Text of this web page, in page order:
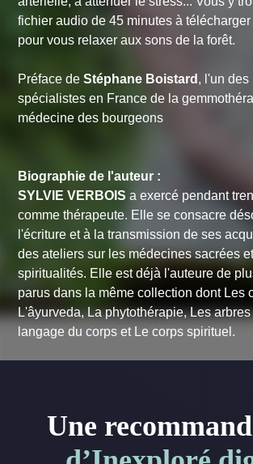
fichier audio de 45 minutes à
pour vous relaxer aux sons de la forêt.
Préface deStéphane Boistard , l'un des
spécialistes en France de la
médecine des bourgeons
Biographie de l'auteur :
SYLVIE VERBOIS a exercé pendant
comme thérapeute. Elle se consacre
l'écriture et à la transmission de ses
des ateliers sur les médecines sacrées
spiritualités. Elle est déjà l'auteure de
parus dans la même collection dont Les
L'âyurveda, La phytothérapie, Les
langage du corps et Le corps spirituel .
Une